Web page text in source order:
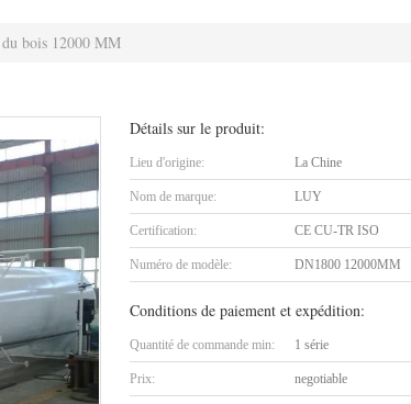
bois 12000 MM
Détails sur le produit:
Lieu d'origine: La Chine
Nom de marque: LUY
Certification: CE CU-TR ISO
Numéro de modèle: DN1800 12000MM
Conditions de paiement et expédition:
Quantité de commande min: 1 série
Prix: negotiable